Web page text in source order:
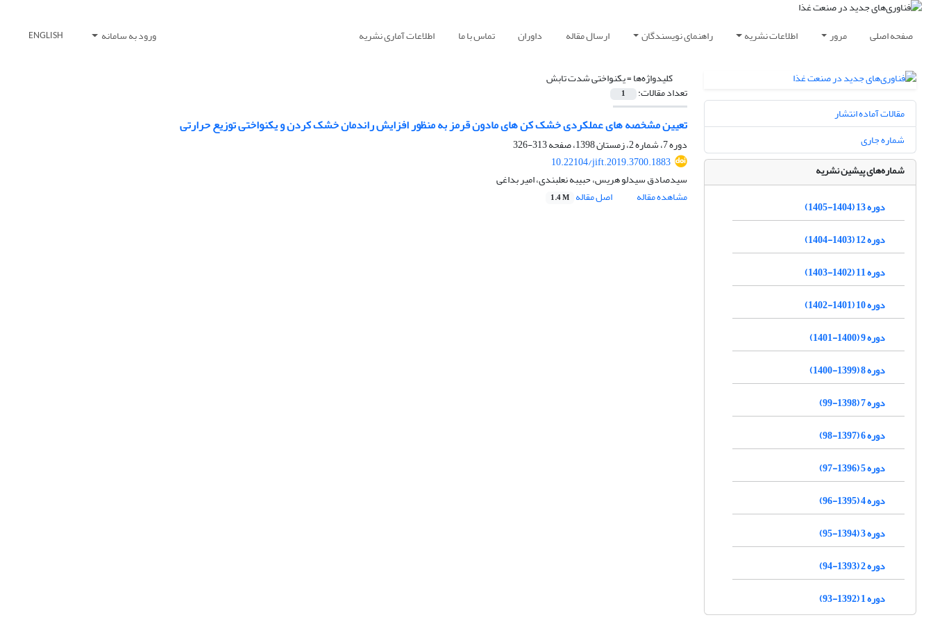
صفحه اصلی مرور اطلاعات نشریه راهنمای نویسندگان ارسال مقاله داوران تماس با ما اطلاعات آماری نشریه ورود به سامانه ENGLISH
کلیدواژه‌ها =یکنواختی شدت تابش
تعداد مقالات: 1
تعیین مشخصه های عملکردی خشک کن های مادون قرمز به منظور افزایش راندمان خشک کردن و یکنواختی توزیع حرارتی
دوره 7، شماره 2، زمستان 1398، صفحه
313-326
10.22104/jift.2019.3700.1883
سیدصادق سیدلو هریس، حبیبه نعلبندی، امیر بداغی
مشاهده مقاله
اصل مقاله 1.4 M
مقالات آماده انتشار
شماره جاری
شماره‌های پیشین نشریه
دوره 13 (1404-1405)
دوره 12 (1403-1404)
دوره 11 (1402-1403)
دوره 10 (1401-1402)
دوره 9 (1400-1401)
دوره 8 (1399-1400)
دوره 7 (1398-99)
دوره 6 (1397-98)
دوره 5 (1396-97)
دوره 4 (1395-96)
دوره 3 (1394-95)
دوره 2 (1393-94)
دوره 1 (1392-93)